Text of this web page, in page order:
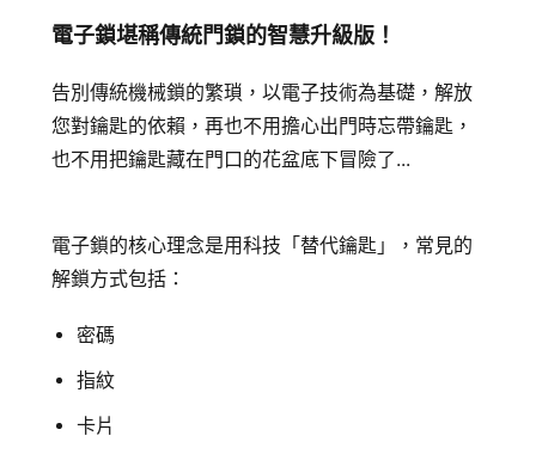
電子鎖堪稱傳統門鎖的智慧升級版！
告別傳統機械鎖的繁瑣，以電子技術為基礎，解放
您對鑰匙的依賴，再也不用擔心出門時忘帶鑰匙，
也不用把鑰匙藏在門口的花盆底下冒險了...
電子鎖的核心理念是用科技「替代鑰匙」，常見的
解鎖方式包括：
密碼
指紋
卡片